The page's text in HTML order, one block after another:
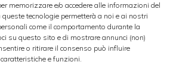
memorizzare e/o accedere alle informazioni del
tecnologie permetterà a noi e ai nostri
come il comportamento durante la
su questo sito e di mostrare annunci (non)
o ritirare il consenso può influire
e funzioni.
– 1.62. la negatività
soltanto in caso di
sotto 1.59 che
per un calo verso 1.58